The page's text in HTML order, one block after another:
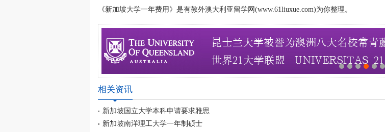
《新加坡大学一年费用》是有教外澳大利亚留学网(www.61liuxue.com)为你整理。
相关资讯
新加坡国立大学本科申请要求雅思
新加坡南洋理工大学一年制硕士